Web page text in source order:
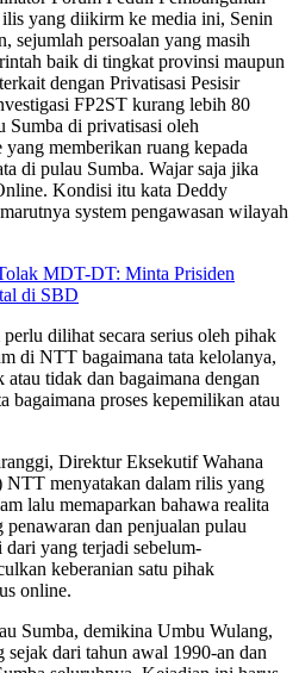
yang diikirm ke media ini, Senin
sejumlah persoalan yang masih
baik di tingkat provinsi maupun
dengan Privatisasi Pesisir
FP2ST kurang lebih 80
Sumba di privatisasi oleh
memberikan ruang kepada
di pulau Sumba. Wajar saja jika
Kondisi itu kata Deddy
system pengawasan wilayah
MDT-DT: Minta Prisiden
di SBD
dilihat secara serius oleh pihak
di NTT bagaimana tata kelolanya,
tidak dan bagaimana dengan
bagaimana proses kepemilikan atau
Direktur Eksekutif Wahana
menyatakan dalam rilis yang
lalu memaparkan bahawa realita
dan penjualan pulau
dari yang terjadi sebelum-
keberanian satu pihak
online.
Sumba, demikina Umbu Wulang,
sejak dari tahun awal 1990-an dan